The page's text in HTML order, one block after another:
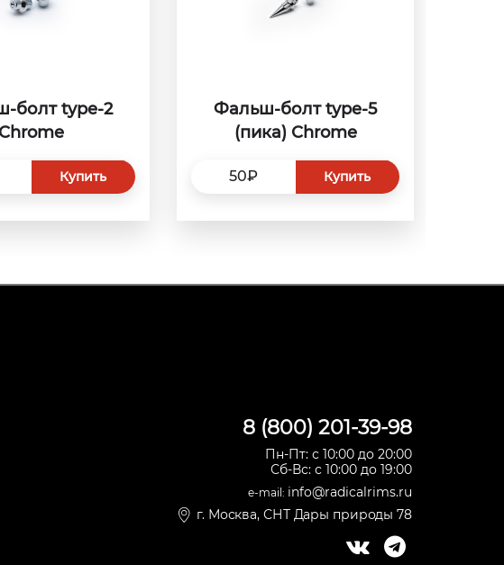
болт type-2
Сhrome
Купить
Фальш-болт type-5
(пика) Сhrome
50₽ Купить
8 (800) 201-39-98
Пн-Пт: с 10:00 до 20:00
Сб-Вс: с 10:00 до 19:00
e-mail: info@radicalrims.ru
г. Москва, СНТ Дары природы 78